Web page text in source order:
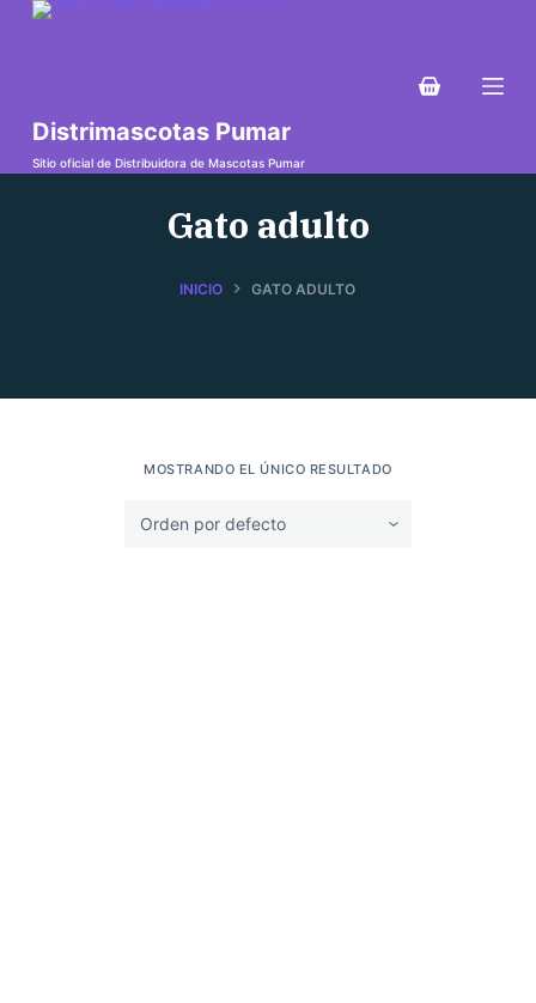
e
Distrimascotas Pumar
Sitio oficial de Distribuidora de Mascotas Pumar
Gato adulto
INICIO GATO ADULTO
MOSTRANDO EL ÚNICO RESULTADO